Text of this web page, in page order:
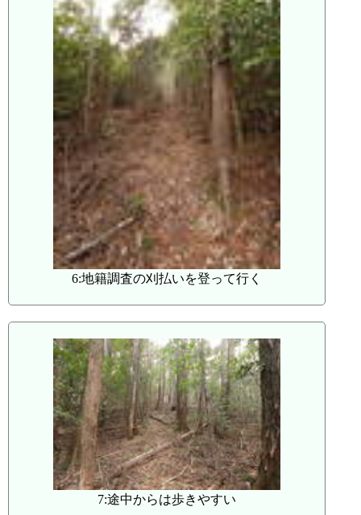
6:地籍調査の刈払いを登って行く
7:途中からは歩きやすい